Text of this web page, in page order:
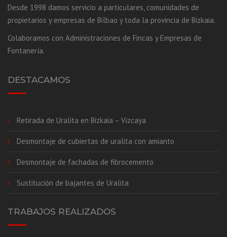
Desde 1998 damos servicio a particulares, comunidades de
propietarios y empresas de Bilbao y toda la provincia de Bizkaia.
Colaboramos con Administraciones de Fincas y Empresas de
Fontanería.
DESTACAMOS
Retirada de Uralita en Bizkaia – Vizcaya
Desmontaje de cubiertas de uralita con amianto
Desmontaje de fachadas de fibrocemento
Sustitución de bajantes de Uralita
TRABAJOS REALIZADOS